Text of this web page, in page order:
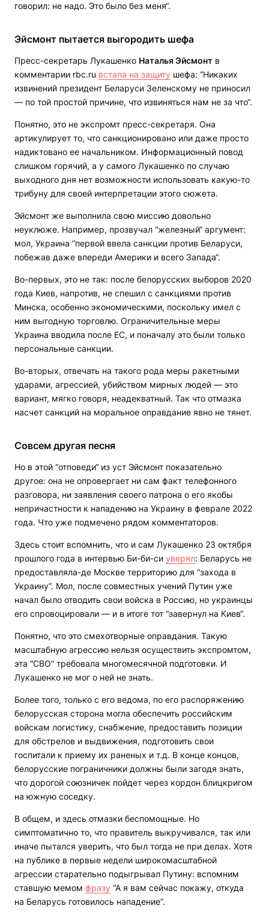
говорил: не надо. Это было без меня“.
Эйсмонт пытается выгородить шефа
Пресс-секретарь Лукашенко Наталья Эйсмонт в
комментарии rbc.ru встала на защиту шефа: “Никаких
извинений президент Беларуси Зеленскому не приносил
— по той простой причине, что извиняться нам не за что“.
Понятно, это не экспромт пресс-секретаря. Она
артикулирует то, что санкционировано или даже просто
надиктовано ее начальником. Информационный повод
слишком горячий, а у самого Лукашенко по случаю
выходного дня нет возможности использовать какую-то
трибуну для своей интерпретации этого сюжета.
Эйсмонт же выполнила свою миссию довольно
неуклюже. Например, прозвучал “железный“ аргумент:
мол, Украина “первой ввела санкции против Беларуси,
побежав даже впереди Америки и всего Запада“.
Во-первых, это не так: после белорусских выборов 2020
года Киев, напротив, не спешил с санкциями против
Минска, особенно экономическими, поскольку имел с
ним выгодную торговлю. Ограничительные меры
Украина вводила после ЕС, и поначалу это были только
персональные санкции.
Во-вторых, отвечать на такого рода меры ракетными
ударами, агрессией, убийством мирных людей — это
вариант, мягко говоря, неадекватный. Так что отмазка
насчет санкций на моральное оправдание явно не тянет.
Совсем другая песня
Но в этой “отповеди“ из уст Эйсмонт показательно
другое: она не опровергает ни сам факт телефонного
разговора, ни заявления своего патрона о его якобы
непричастности к нападению на Украину в феврале 2022
года. Что уже подмечено рядом комментаторов.
Здесь стоит вспомнить, что и сам Лукашенко 23 октября
прошлого года в интервью Би-би-си уверял: Беларусь не
предоставляла-де Москве территорию для “захода в
Украину“. Мол, после совместных учений Путин уже
начал было отводить свои войска в Россию, но украинцы
его спровоцировали — и в итоге тот “завернул на Киев“.
Понятно, что это смехотворные оправдания. Такую
масштабную агрессию нельзя осуществить экспромтом,
эта “СВО“ требовала многомесячной подготовки. И
Лукашенко не мог о ней не знать.
Более того, только с его ведома, по его распоряжению
белорусская сторона могла обеспечить российским
войскам логистику, снабжение, предоставить позиции
для обстрелов и выдвижения, подготовить свои
госпитали к приему их раненых и т.д. В конце концов,
белорусские пограничники должны были загодя знать,
что дорогой союзничек пойдет через кордон блицкригом
на южную соседку.
В общем, и здесь отмазки беспомощные. Но
симптоматично то, что правитель выкручивался, так или
иначе пытался уверить, что был тогда не при делах. Хотя
на публике в первые недели широкомасштабной
агрессии старательно подыгрывал Путину: вспомним
ставшую мемом фразу “А я вам сейчас покажу, откуда
на Беларусь готовилось нападение“.